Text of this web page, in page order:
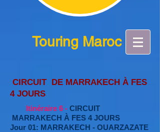
Touring Maroc
CIRCUIT DE MARRAKECH À FES
4 JOURS
Itinéraire 6 - CIRCUIT
MARRAKECH À FES 4 JOURS
Jour 01: MARRAKECH - OUARZAZATE